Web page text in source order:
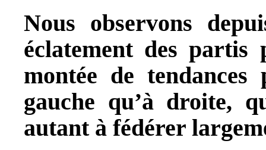
Nous observons
éclatement des
montée de
gauche qu’à droite,
autant à fédérer